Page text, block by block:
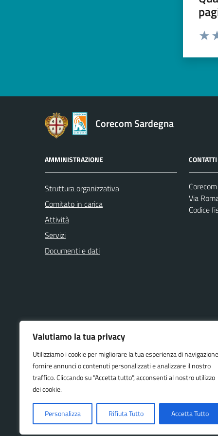
Valutiamo la tua privacy
Utilizziamo i cookie per migliorare la tua esperienza di
fornire annunci o contenuti personalizzati e analizzare il nostro
traffico. Cliccando su "Accetta tutto", acconsenti al nostro utilizzo
dei cookie.
Personalizza Rifiuta Tutto Accetta Tutto
Corecom Sardegna
AMMINISTRAZIONE
Struttura organizzativa
Comitato in carica
Attività
Servizi
Documenti e dati
CONTATTI
Via
Codice
Avvisi
Notizie
Comunicati
Eventi
Accessibilità